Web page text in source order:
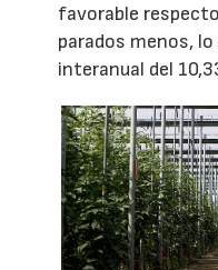
favorable
parados menos,
interanual del